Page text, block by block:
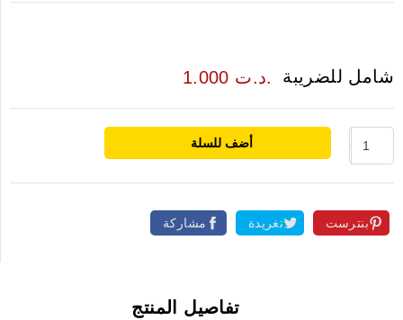
1.000 د.ت. شامل للضريبة
أضف للسلة
مشاركة تغريدة بنترست
تفاصيل المنتج